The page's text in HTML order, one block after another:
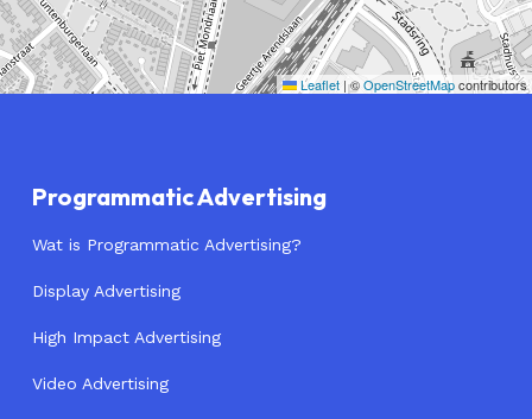
Leaflet |©OpenStreetMapcontributors
Programmatic Advertising
Wat is Programmatic Advertising?
Display Advertising
High Impact Advertising
Video Advertising